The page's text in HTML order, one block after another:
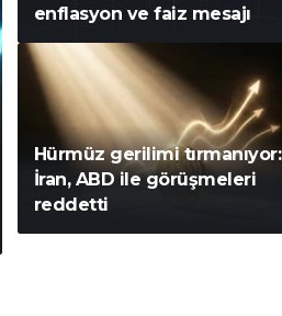
enflasyon ve faiz mesajı
Hürmüz gerilimi tırmanıyor:
İran, ABD ile görüşmeleri
reddetti